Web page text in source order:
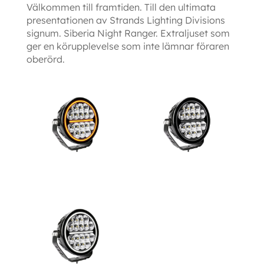
Välkommen till framtiden. Till den ultimata
presentationen av Strands Lighting Divisions
signum. Siberia Night Ranger. Extraljuset som
ger en körupplevelse som inte lämnar föraren
oberörd.